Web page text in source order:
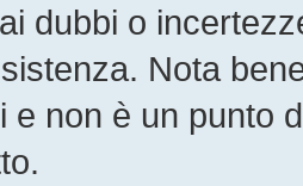
dubbi o
Nota
e non è un punto